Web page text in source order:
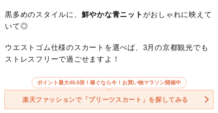
黒多めのスタイルに、 鮮やかな青ニット がおしゃれに映えて
いて◎
ウエストゴム仕様のスカートを選べば、3月の京都観光でも
ストレスフリーで過ごせますよ！
ポイント最大49.5倍！稼ぐなら今！お買い物マラソン開催中
楽天ファッションで「プリーツスカート」を探してみる